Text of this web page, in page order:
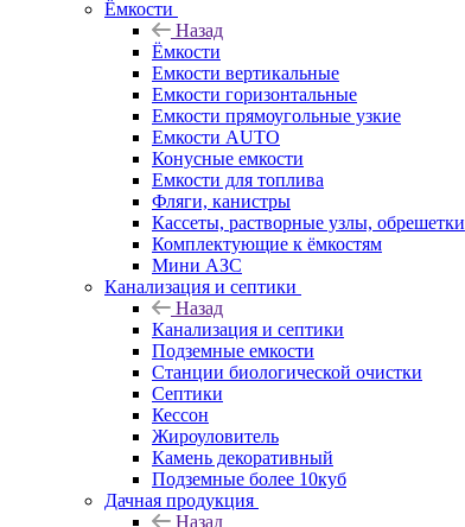
Ёмкости
Назад
Ёмкости
Емкости вертикальные
Емкости горизонтальные
Емкости прямоугольные узкие
Емкости АUТО
Конусные емкости
Емкости для топлива
Фляги, канистры
Кассеты, растворные узлы, обрешетки
Комплектующие к ёмкостям
Мини АЗС
Канализация и септики
Назад
Канализация и септики
Подземные емкости
Станции биологической очистки
Септики
Кессон
Жироуловитель
Камень декоративный
Подземные более 10куб
Дачная продукция
Назад